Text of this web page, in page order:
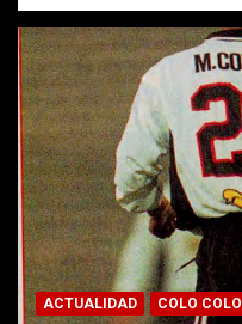
ACTUALIDAD COLO COLO